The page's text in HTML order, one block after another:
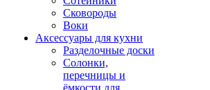
Сковороды
Воки
Аксессуары для кухни
Разделочные доски
Солонки,
перечницы и
ёмкости для